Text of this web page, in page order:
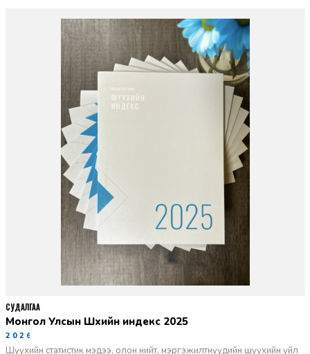
Монгол Улсын Шүүхийн индекс 2025
2026-06-11
Шүүхийн статистик мэдээ, олон нийт, мэргэжилтнүүдийн шүүхийн үйл
СУДАЛГАА